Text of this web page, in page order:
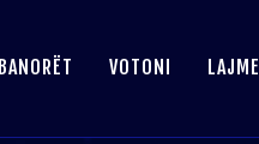
BANORËT VOTONI LAJME